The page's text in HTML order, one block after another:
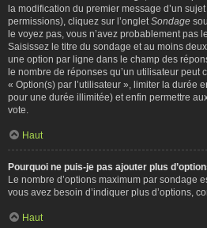
la modification du premier message d’un
permissions), cliquez sur l’onglet Sondage
le voyez pas, vous n’avez probablement pas
Saisissez le titre du sondage et au moins
une option par ligne dans le champ des
le nombre de réponses qu’un utilisateur peut
« Option(s) par l’utilisateur », limiter la durée
pour une durée illimitée) et enfin permettre
vote.
Haut
Pourquoi ne puis-je pas ajouter plus
Le nombre d’options maximum par sondage
vous avez besoin d’indiquer plus d’options,
Haut